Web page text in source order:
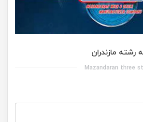
رشته مازندران
Mazandaran three